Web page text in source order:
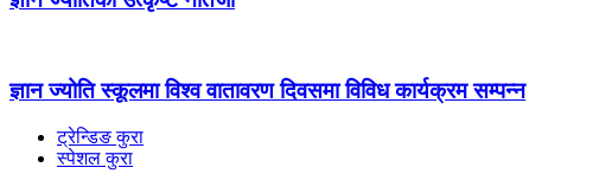
ज्ञान ज्योति स्कूलमा विश्व वातावरण दिवसमा विविध कार्यक्रम सम्पन्न
ट्रेन्डिङ कुरा
स्पेशल कुरा